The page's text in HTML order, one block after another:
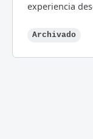
experiencia
Archivado